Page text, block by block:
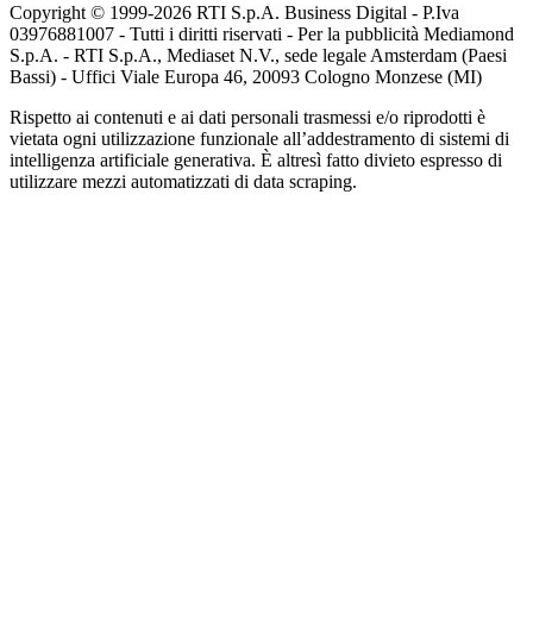
Copyright © 1999-2026 RTI S.p.A. Business Digital - P.Iva
03976881007 - Tutti i diritti riservati - Per la pubblicità Mediamond
S.p.A. - RTI S.p.A., Mediaset N.V., sede legale Amsterdam (Paesi
Bassi) - Uffici Viale Europa 46, 20093 Cologno Monzese (MI)
Rispetto ai contenuti e ai dati personali trasmessi e/o riprodotti è
vietata ogni utilizzazione funzionale all’addestramento di sistemi di
intelligenza artificiale generativa. È altresì fatto divieto espresso di
utilizzare mezzi automatizzati di data scraping.